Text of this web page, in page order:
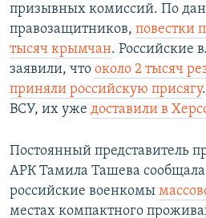
призывных комиссий. По
правозащитников, повестки
тысяч крымчан. Российские
заявили, что около 2 тысяч
приняли российскую присягу
ВСУ, их уже доставили в
Постоянный представитель
АРК Тамила Ташева
российские военкомы
местах компактного